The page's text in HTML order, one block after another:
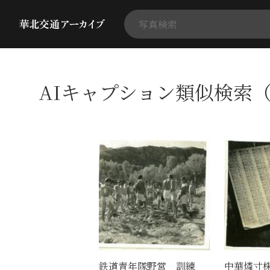
AIキャプション類似検索
鉄道青年隊野営 訓練 中華燐寸